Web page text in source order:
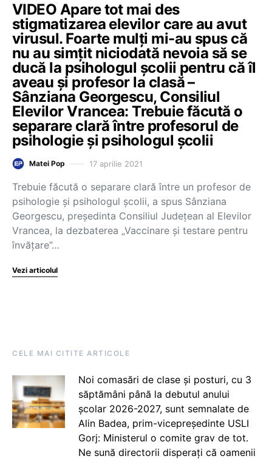
VIDEO Apare tot mai des
stigmatizarea elevilor care au avut
virusul. Foarte mulți mi-au spus că
nu au simțit niciodată nevoia să se
ducă la psihologul școlii pentru că îl
aveau și profesor la clasă –
Sânziana Georgescu, Consiliul
Elevilor Vrancea: Trebuie făcută o
separare clară între profesorul de
psihologie și psihologul școlii
Matei Pop 17 aprilie 2021
Trebuie făcută o separare clară între un profesor de
psihologie și psihologul școlii, a spus Sânziana
Georgescu, președinta Consiliul Județean al Elevilor
Vrancea, la dezbaterea „Vaccinare și testare pentru
învățare”…
Vezi articolul
CELE MAI CITITE ARTICOLE
Noi comasări de clase și posturi, cu 3
săptămâni până la debutul anului
școlar 2026-2027, sunt semnalate de
Alin Badea, prim-vicepreședinte USLI
Gorj: Ministerul o comite grav de tot.
Ne sună directorii disperați că oamenii